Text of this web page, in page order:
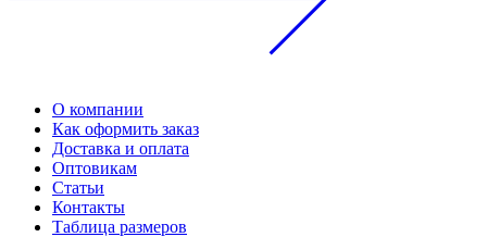
О компании
Как оформить заказ
Доставка и оплата
Оптовикам
Статьи
Контакты
Таблица размеров